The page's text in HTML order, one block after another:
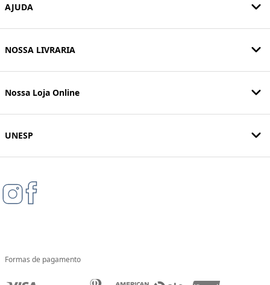
AJUDA
NOSSA LIVRARIA
Nossa Loja Online
UNESP
Formas de pagamento